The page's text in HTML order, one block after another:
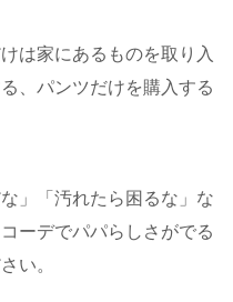
は家にあるものを取り入
、パンツだけを購入する
」「汚れたら困るな」な
ーデでパパらしさがでる
い。